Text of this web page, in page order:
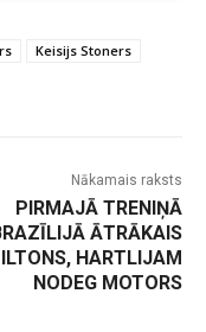
Keisijs Stoners
Nākamais raksts
PIRMAJĀ TRENIŅĀ
ĀTRĀKAIS
HARTLIJAM
NODEG MOTORS